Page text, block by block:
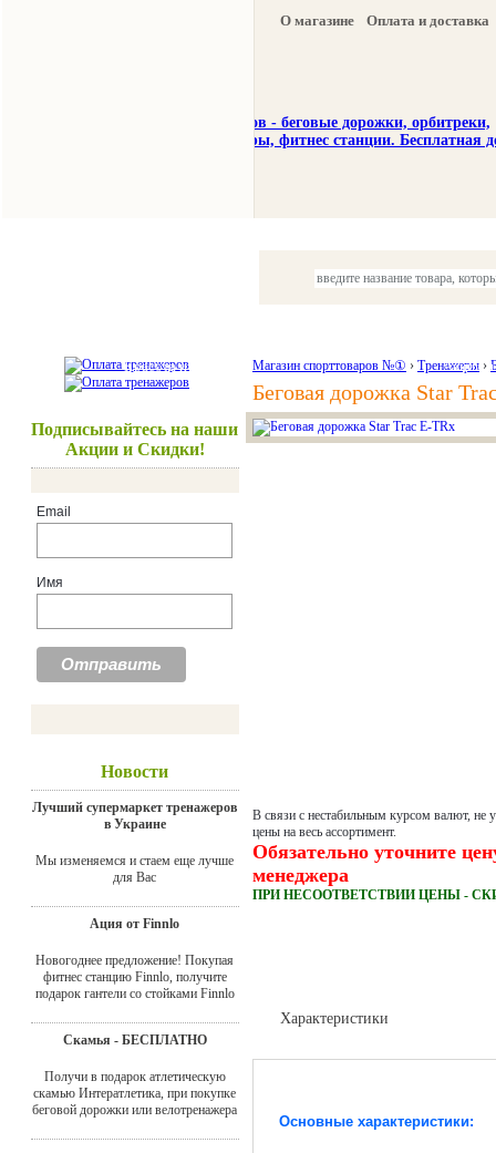
О магазине Оплата и доставка
Красота и здоровье Акции и
Подписывайтесь на наши
Акции и Скидки!
Email
Имя
Новости
Лучший супермаркет тренажеров
в Украине
Мы изменяемся и стаем еще лучше
для Вас
Ация от Finnlo
Новогоднее предложение! Покупая
фитнес станцию Finnlo, получите
подарок гантели со стойками Finnlo
Скамья - БЕСПЛАТНО
Получи в подарок атлетическую
скамью Интератлетика, при покупке
беговой дорожки или велотренажера
Магазин спорттоваров №① › Тренажеры ›
Беговая дорожка Star
В связи с нестабильным курсом валют, не
цены на весь ассортимент.
Обязательно уточните
менеджера
ПРИ НЕСООТВЕТСТВИИ ЦЕНЫ -
Характеристики
Основные характеристики: